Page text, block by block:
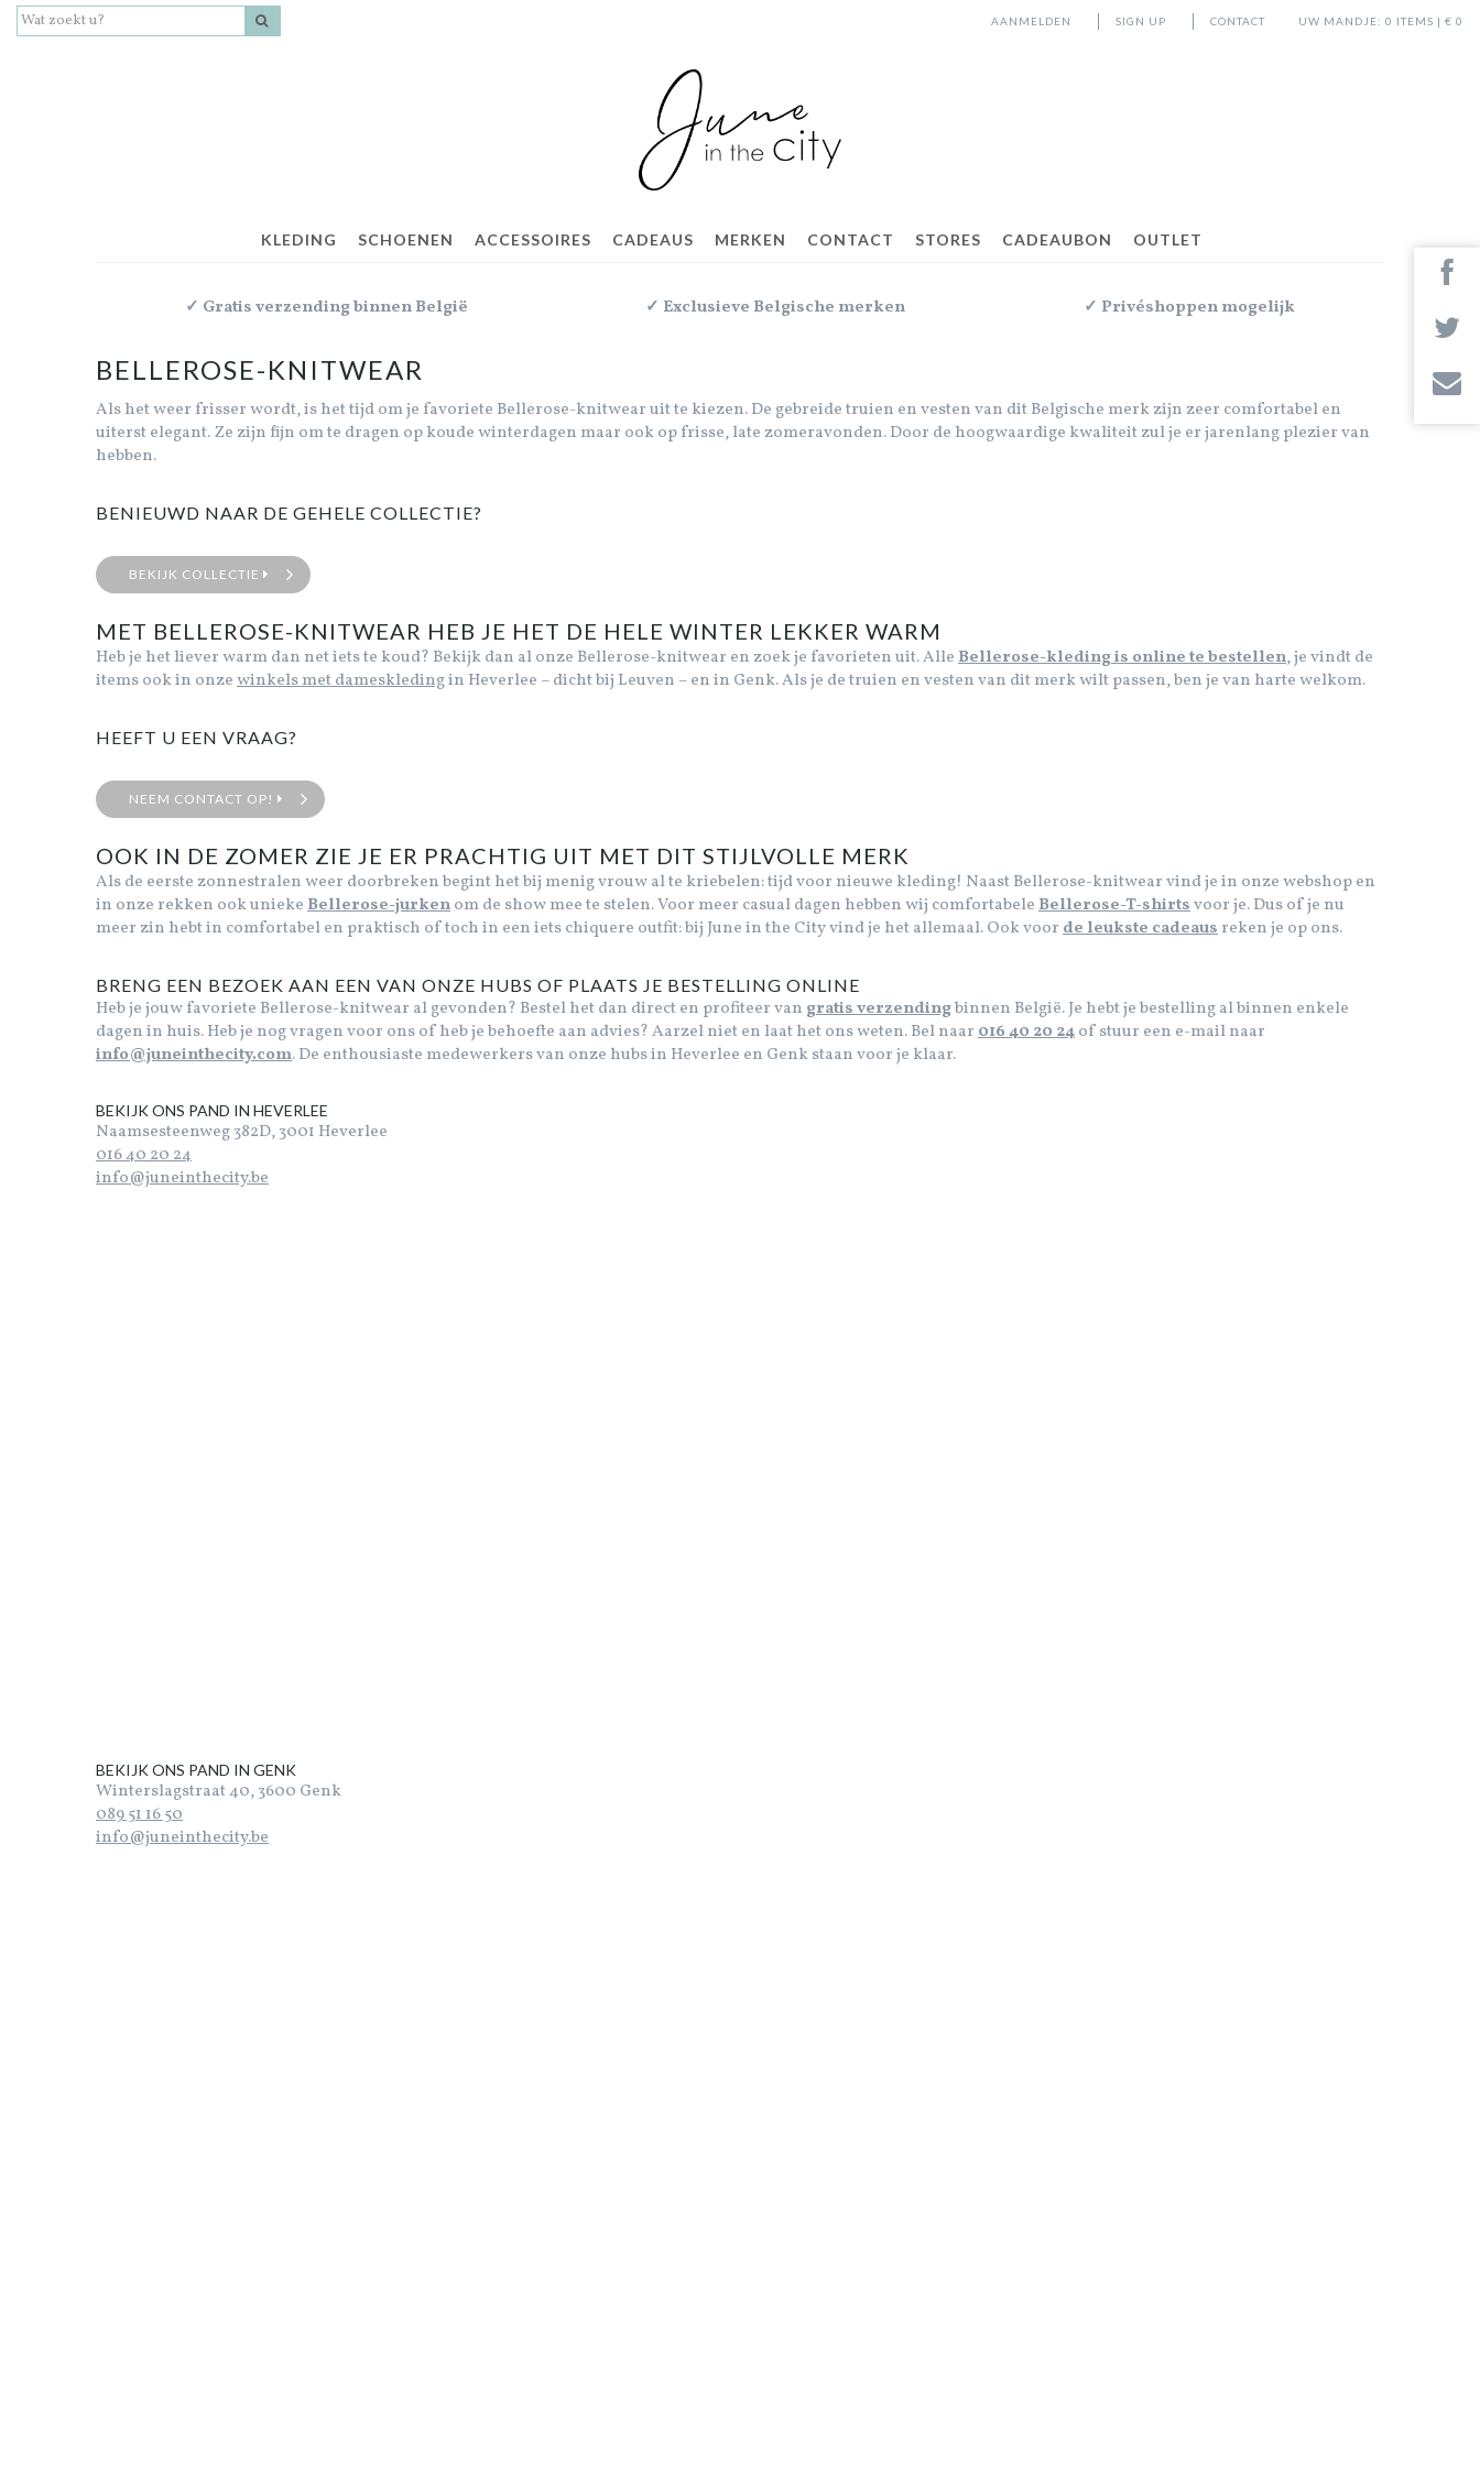
UW MANDJE: 0 ITEMS | € 0
AANMELDEN SIGN UP CONTACT
KLEDING SCHOENEN ACCESSOIRES CADEAUS MERKEN CONTACT STORES CADEAUBON OUTLET
✓ Gratis verzending binnen België ✓ Exclusieve Belgische merken ✓ Privéshoppen mogelijk
BELLEROSE-KNITWEAR
Als het weer frisser wordt, is het tijd om je favoriete Bellerose-knitwear uit te kiezen. De gebreide truien en vesten van dit Belgische merk zijn zeer comfortabel en
uiterst elegant. Ze zijn fijn om te dragen op koude winterdagen maar ook op frisse, late zomeravonden. Door de hoogwaardige kwaliteit zul je er jarenlang plezier van
hebben.
BENIEUWD NAAR DE GEHELE COLLECTIE?
BEKIJK COLLECTIE
MET BELLEROSE-KNITWEAR HEB JE HET DE HELE WINTER LEKKER WARM
Heb je het liever warm dan net iets te koud? Bekijk dan al onze Bellerose-knitwear en zoek je favorieten uit. AlleBellerose-kleding is online te bestellen, je vindt de
items ook in onzewinkels met dameskledingin Heverlee – dicht bij Leuven – en in Genk. Als je de truien en vesten van dit merk wilt passen, ben je van harte welkom.
HEEFT U EEN VRAAG?
NEEM CONTACT OP!
OOK IN DE ZOMER ZIE JE ER PRACHTIG UIT MET DIT STIJLVOLLE MERK
Als de eerste zonnestralen weer doorbreken begint het bij menig vrouw al te kriebelen: tijd voor nieuwe kleding! Naast Bellerose-knitwear vind je in onze webshop en
in onze rekken ook uniekeBellerose-jurkenom de show mee te stelen. Voor meer casual dagen hebben wij comfortabeleBellerose-T-shirtsvoor je. Dus of je nu
meer zin hebt in comfortabel en praktisch of toch in een iets chiquere outfit: bij June in the City vind je het allemaal. Ook voorde leukste cadeausreken je op ons.
BRENG EEN BEZOEK AAN EEN VAN ONZE HUBS OF PLAATS JE BESTELLING ONLINE
Heb je jouw favoriete Bellerose-knitwear al gevonden? Bestel het dan direct en profiteer van gratis verzendingbinnen België. Je hebt je bestelling al binnen enkele
dagen in huis. Heb je nog vragen voor ons of heb je behoefte aan advies? Aarzel niet en laat het ons weten. Bel naar016 40 20 24of stuur een e-mail naar
info@juneinthecity.com. De enthousiaste medewerkers van onze hubs in Heverlee en Genk staan voor je klaar.
BEKIJK ONS PAND IN HEVERLEE
Naamsesteenweg 382D, 3001 Heverlee
016 40 20 24
info@juneinthecity.be
BEKIJK ONS PAND IN GENK
Winterslagstraat 40, 3600 Genk
089 51 16 50
info@juneinthecity.be